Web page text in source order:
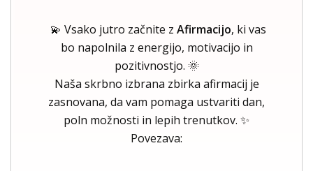
💫 Vsako jutro začnite z Afirmacijo, ki vas
bo napolnila z energijo, motivacijo in
pozitivnostjo. 🌞
Naša skrbno izbrana zbirka afirmacij je
zasnovana, da vam pomaga ustvariti dan,
poln možnosti in lepih trenutkov. ✨
Povezava: